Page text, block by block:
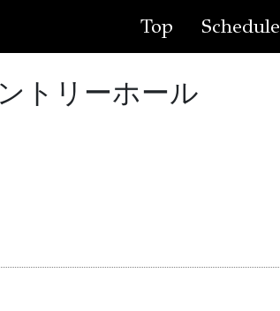
Top Schedule
トリーホール